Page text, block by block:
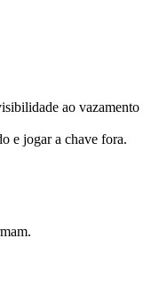
ao vazamento
e jogar a chave fora.